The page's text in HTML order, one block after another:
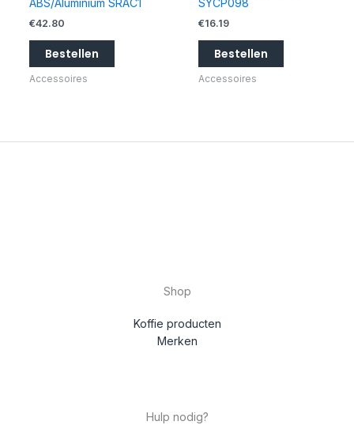
ABS/Aluminium SRAC1
€42.80
Bestellen
Accessoires
SYCP098
€16.19
Bestellen
Accessoires
Shop
Koffie producten
Merken
Hulp nodig?